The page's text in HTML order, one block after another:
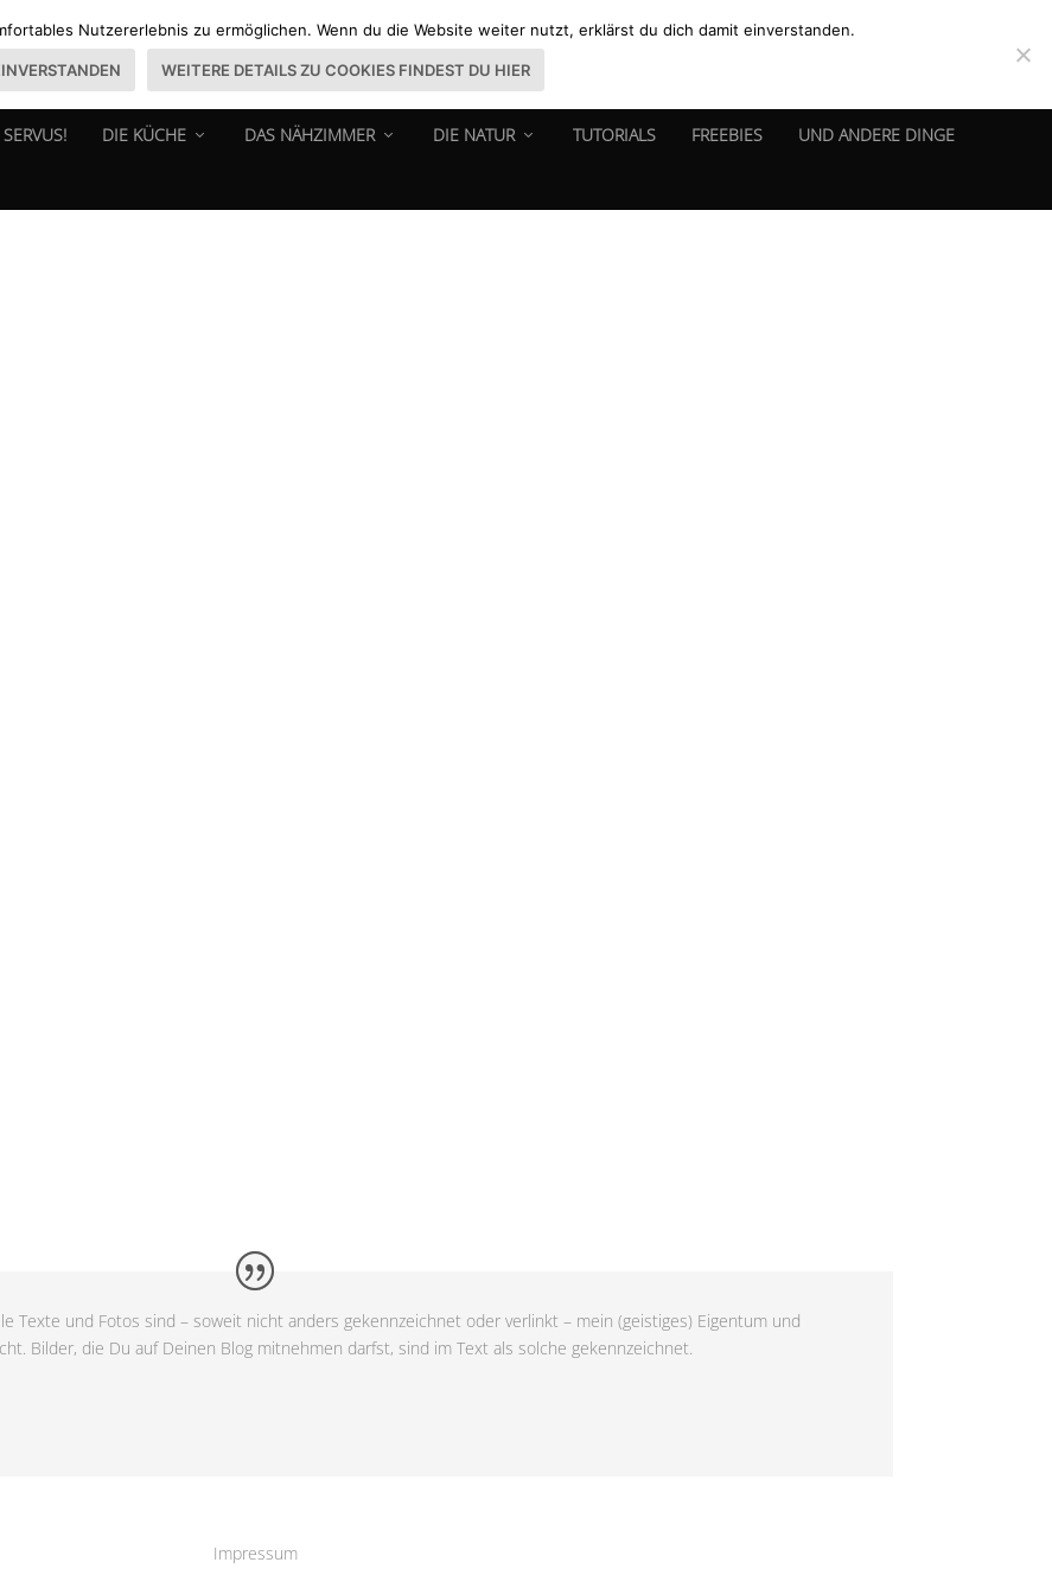
SERVUS! DIE KÜCHE DAS NÄHZIMMER DIE NATUR TUTORIALS FREEBIES UND ANDERE DINGE
Texte und Fotos sind – soweit nicht anders gekennzeichnet oder verlinkt – mein (geistiges) Eigentum und
Bilder, die Du auf Deinen Blog mitnehmen darfst, sind im Text als solche gekennzeichnet.
Impressum
Nutzererlebnis zu ermöglichen. Wenn du die Website weiter nutzt, erklärst du dich damit einverstanden.
WEITERE DETAILS ZU COOKIES FINDEST DU HIER